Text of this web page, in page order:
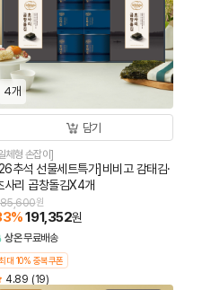
4개
담기
체형 손잡이]
추석 선물세트특가]비비고 감태김·
사리 곱창돌김X4개
원
%191,352원
상온무료배송
대 10% 중복쿠폰
4.89 (19)